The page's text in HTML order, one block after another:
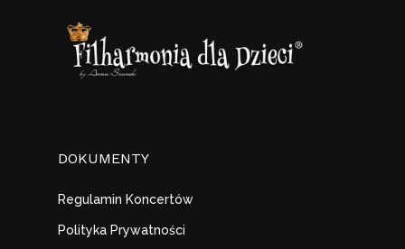
DOKUMENTY
Regulamin Koncertów
Polityka Prywatności